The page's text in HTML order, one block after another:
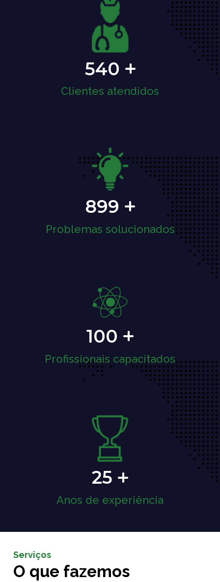
540
Clientes atendidos
899
Problemas solucionados
100
Profissionais capacitados
25
Anos de experiência
Serviços
O que fazemos